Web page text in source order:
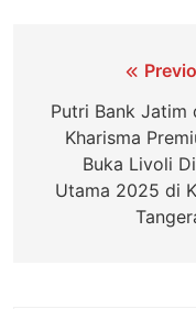
Navigasi
pos
Putri Bank Jatim
Kharisma
Buka Livoli
Utama 2025 di